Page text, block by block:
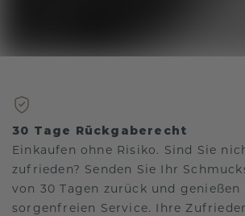
30 Tage Rückgaberecht
Einkaufen ohne Risiko. Sind Sie
zufrieden? Senden Sie Ihr
von 30 Tagen zurück und genießen
sorgenfreien Service. Ihre